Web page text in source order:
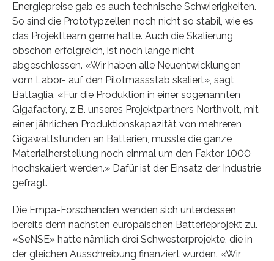
Energiepreise gab es auch technische Schwierigkeiten.
So sind die Prototypzellen noch nicht so stabil, wie es
das Projektteam gerne hätte. Auch die Skalierung,
obschon erfolgreich, ist noch lange nicht
abgeschlossen. «Wir haben alle Neuentwicklungen
vom Labor- auf den Pilotmassstab skaliert», sagt
Battaglia. «Für die Produktion in einer sogenannten
Gigafactory, z.B. unseres Projektpartners Northvolt, mit
einer jährlichen Produktionskapazität von mehreren
Gigawattstunden an Batterien, müsste die ganze
Materialherstellung noch einmal um den Faktor 1000
hochskaliert werden.» Dafür ist der Einsatz der Industrie
gefragt.
Die Empa-Forschenden wenden sich unterdessen
bereits dem nächsten europäischen Batterieprojekt zu.
«SeNSE» hatte nämlich drei Schwesterprojekte, die in
der gleichen Ausschreibung finanziert wurden. «Wir